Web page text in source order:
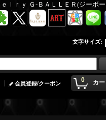
ｌｒｙ Ｇ-ＢＡＬＬＥＲ(ジーボ
文字サイズ:
0 カ
会員登録/クーポン